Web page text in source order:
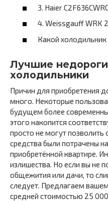
3. Haier
4. Weissgauff WRK
Какой холодильник
Лучшие
холодильники
Причин для приобретения
много. Некоторые
будущем более
этого накопится
просто не могут позволить
средства были потрачены
приобретённой квартире.
излишества. Но если вы не
общежития или дачи, то
следует. Предлагаем
средней стоимостью 25